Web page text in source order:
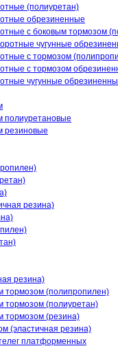
(полиуретан)
обрезиненные
с боковым тормозом
чугунные
с тормозом
с тормозом
чугунные
полиуретановые
резиновые
резина)
резина)
тормозом (полипропилен)
тормозом (полиуретан)
тормозом (резина)
(эластичная резина)
платформенных